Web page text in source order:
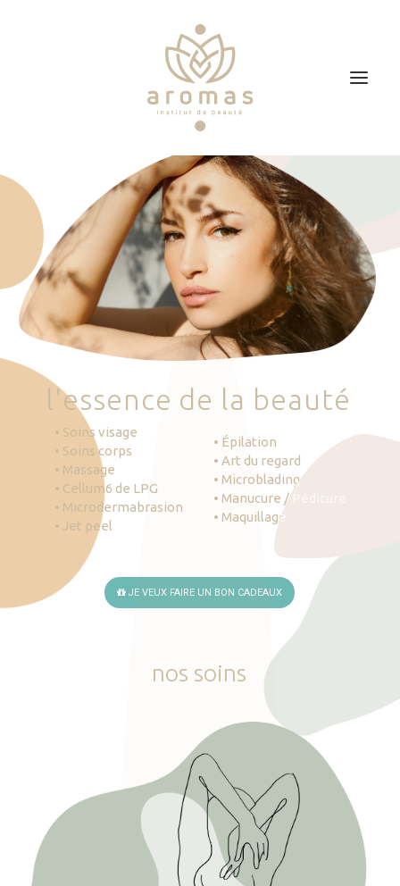
Soins
Je veux faire un bon cadeau
Plan d’accès
Prendre RDV
'essence de la beauté
• Soins visage
• Soins corps
• Massage
• Cellum6 de LPG
• Microdermabrasion
• Jet peel
• Épilation
• Art du regard
• Microblading
• Manucure / Pédicure
• Maquillage
JE VEUX FAIRE UN BON CADEAUX
nos soins